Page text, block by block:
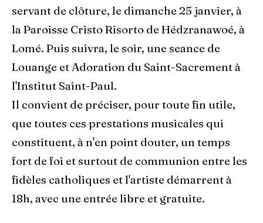
servant de clôture, le dimanche 25 janvier, à
la Paroisse Cristo Risorto de Hédzranawoé, à
Lomé. Puis suivra, le soir, une seance de
Louange et Adoration du Saint-Sacrement à
l'Institut Saint-Paul.
Il convient de préciser, pour toute fin utile,
que toutes ces prestations musicales qui
constituent, à n'en point douter, un temps
fort de foi et surtout de communion entre les
fidèles catholiques et l'artiste démarrent à
18h, avec une entrée libre et gratuite.